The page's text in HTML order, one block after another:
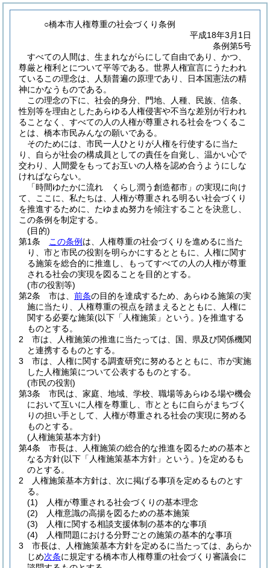
○橋本市人権尊重の社会づくり条例
平成18年3月1日
条例第5号
すべての人間は、生まれながらにして自由であり、かつ、
尊厳と権利とについて平等である。世界人権宣言にうたわれ
ているこの理念は、人類普遍の原理であり、日本国憲法の精
神にかなうものである。
この理念の下に、社会的身分、門地、人種、民族、信条、
性別等を理由としたあらゆる人権侵害や不当な差別が行われ
ることなく、すべての人の人権が尊重される社会をつくるこ
とは、橋本市民みんなの願いである。
そのためには、市民一人ひとりが人権を行使するに当た
り、自らが社会の構成員としての責任を自覚し、温かい心で
交わり、人間愛をもってお互いの人格を認め合うようにしな
ければならない。
「時間ゆたかに流れ くらし潤う創造都市」の実現に向け
て、ここに、私たちは、人権が尊重される明るい社会づくり
を推進するために、たゆまぬ努力を傾注することを決意し、
この条例を制定する。
(目的)
第1条
この条例 は、人権尊重の社会づくりを進めるに当た
り、市と市民の役割を明らかにするとともに、人権に関す
る施策を総合的に推進し、もってすべての人の人権が尊重
される社会の実現を図ることを目的とする。
(市の役割等)
第2条
市は、 前条の目的を達成するため、あらゆる施策の実
施に当たり、人権尊重の視点を踏まえるとともに、人権に
関する必要な施策(以下「人権施策」という。)を推進する
ものとする。
2
市は、人権施策の推進に当たっては、国、県及び関係機関
と連携するものとする。
3
市は、人権に関する調査研究に努めるとともに、市が実施
した人権施策について公表するものとする。
(市民の役割)
第3条
市民は、家庭、地域、学校、職場等あらゆる場や機会
において互いに人権を尊重し、市とともに自らがまちづく
りの担い手として、人権が尊重される社会の実現に努める
ものとする。
(人権施策基本方針)
第4条
市長は、人権施策の総合的な推進を図るための基本と
なる方針(以下「人権施策基本方針」という。)を定めるも
のとする。
2
人権施策基本方針は、次に掲げる事項を定めるものとす
る。
(1)
人権が尊重される社会づくりの基本理念
(2)
人権意識の高揚を図るための基本施策
(3)
人権に関する相談支援体制の基本的な事項
(4)
人権問題における分野ごとの施策の基本的な事項
3
市長は、人権施策基本方針を定めるに当たっては、あらか
じめ次条に規定する橋本市人権尊重の社会づくり審議会に